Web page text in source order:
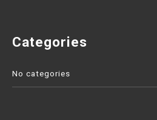
Categories
No categories